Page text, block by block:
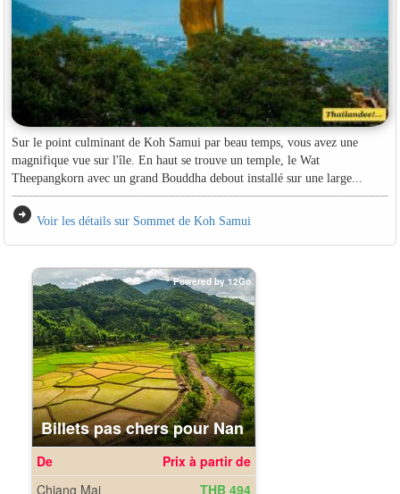
Sur le point culminant de Koh Samui par beau temps, vous avez une
magnifique vue sur l'île. En haut se trouve un temple, le Wat
Theepangkorn avec un grand Bouddha debout installé sur une large...
arrow_circle_right Voir les détails sur Sommet de Koh Samui